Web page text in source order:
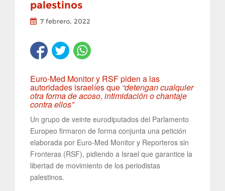
palestinos
7 febrero, 2022
Euro-Med Monitor y RSF piden a las
autoridades israelíes que“detengan cualquier
otra forma de acoso, intimidación o chantaje
contra ellos”
Un grupo de veinte eurodiputados del Parlamento
Europeo firmaron de forma conjunta una petición
elaborada por Euro-Med Monitor y Reporteros sin
Fronteras (RSF), pidiendo a Israel que garantice la
libertad de movimiento de los periodistas
palestinos.